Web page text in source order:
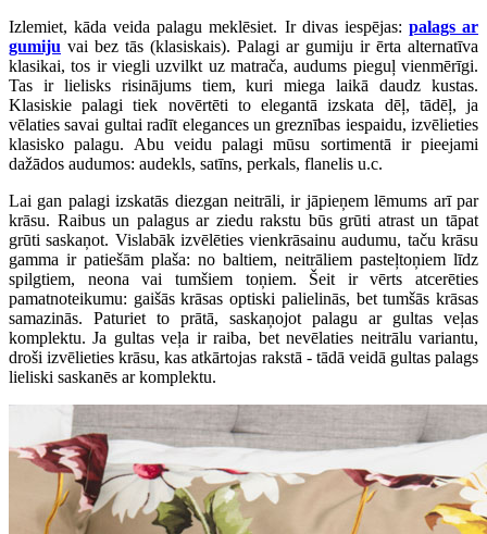
Izlemiet, kāda veida palagu meklēsiet. Ir divas iespējas: palags ar
gumiju vai bez tās (klasiskais). Palagi ar gumiju ir ērta alternatīva
klasikai, tos ir viegli uzvilkt uz matrača, audums pieguļ vienmērīgi.
Tas ir lielisks risinājums tiem, kuri miega laikā daudz kustas.
Klasiskie palagi tiek novērtēti to elegantā izskata dēļ, tādēļ, ja
vēlaties savai gultai radīt elegances un greznības iespaidu, izvēlieties
klasisko palagu. Abu veidu palagi mūsu sortimentā ir pieejami
dažādos audumos: audekls, satīns, perkals, flanelis u.c.
Lai gan palagi izskatās diezgan neitrāli, ir jāpieņem lēmums arī par
krāsu. Raibus un palagus ar ziedu rakstu būs grūti atrast un tāpat
grūti saskaņot. Vislabāk izvēlēties vienkrāsainu audumu, taču krāsu
gamma ir patiešām plaša: no baltiem, neitrāliem pasteļtoņiem līdz
spilgtiem, neona vai tumšiem toņiem. Šeit ir vērts atcerēties
pamatnoteikumu: gaišās krāsas optiski palielinās, bet tumšās krāsas
samazinās. Paturiet to prātā, saskaņojot palagu ar gultas veļas
komplektu. Ja gultas veļa ir raiba, bet nevēlaties neitrālu variantu,
droši izvēlieties krāsu, kas atkārtojas rakstā - tādā veidā gultas palags
lieliski saskanēs ar komplektu.